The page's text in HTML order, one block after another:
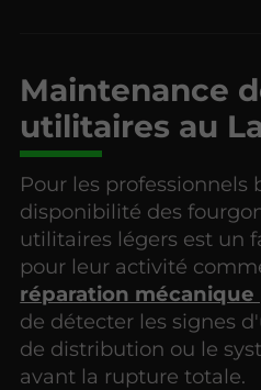
Maintenance
utilitaires au
Pour les professionnels
disponibilité des
utilitaires légers est un
pour leur activité
réparation
de détecter les signes
de distribution ou le
avant la rupture totale.